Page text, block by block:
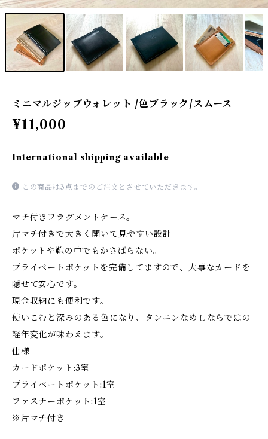
ミニマルジップウォレット /色ブラック/スムース
¥11,000
International shipping available
この商品は3点までのご注文とさせていただきます。
マチ付きフラグメントケース。
片マチ付きで大きく開いて見やすい設計
ポケットや鞄の中でもかさばらない。
プライベートポケットを完備してますので、大事なカードを
隠せて安心です。
現金収納にも便利です。
使いこむと深みのある色になり、タンニンなめしならではの
経年変化が味わえます。
仕様
カードポケット:3室
プライベートポケット:1室
ファスナーポケット:1室
※片マチ付き